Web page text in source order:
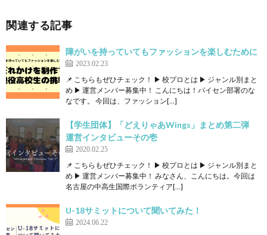
関連する記事
障がいを持っていてもファッションを楽しむために
2023.02.23
📌 こちらもぜひチェック！ ▶ 校プロとは ▶ ジャンル別まと
め ▶ 運営メンバー募集中！ こんにちは！パイセン部署のな
なです。 今回は、ファッション[…]
【学生団体】「どえりゃあWings」まとめ第二弾
運営インタビューその壱
2020.02.25
📌 こちらもぜひチェック！ ▶ 校プロとは ▶ ジャンル別まと
め ▶ 運営メンバー募集中！ みなさん、こんにちは。今回は
名古屋の中高生国際ボランティア[…]
U-18サミットについて聞いてみた！
2024.06.22